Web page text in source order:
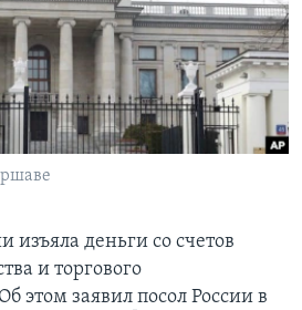
изъяла деньги со счетов
и торгового
этом заявил посол России в